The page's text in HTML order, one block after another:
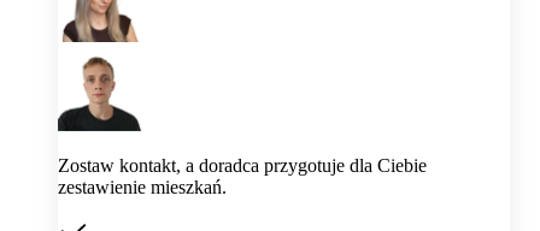
Zostaw kontakt, a doradca przygotuje dla Ciebie
zestawienie mieszkań.